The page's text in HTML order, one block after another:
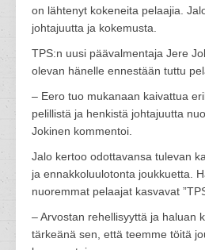
on lähtenyt kokeneita pelaajia.
johtajuutta ja kokemusta.
TPS:n uusi päävalmentaja Jere
olevan hänelle ennestään tuttu
– Eero tuo mukanaan kaivattua
pelillistä ja henkistä johtajuutta
Jokinen kommentoi.
Jalo kertoo odottavansa tulevan
ja ennakkoluulotonta joukkuetta.
nuoremmat pelaajat kasvavat
– Arvostan rehellisyyttä ja haluan
tärkeänä sen, että teemme töitä